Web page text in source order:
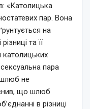
«Католицька
пар. Вона
на
та її
католицьких
пара
шлюб не
що шлюб
в різниці